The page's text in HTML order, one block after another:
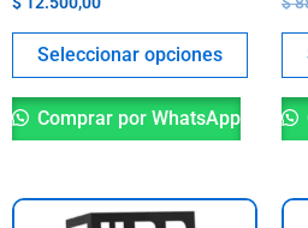
Seleccionar opciones
Comprar por WhatsApp